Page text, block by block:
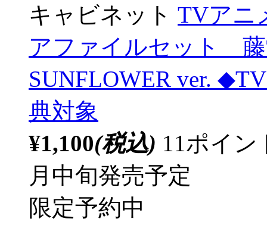
キャビネット TVアニ
アファイルセット
SUNFLOWER ver.
典対象
¥1,100(税込) 11ポイ
月中旬発売予定
限定予約中